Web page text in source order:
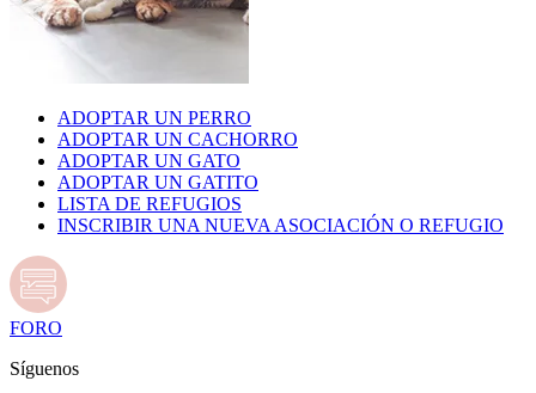
ADOPTAR UN PERRO
ADOPTAR UN CACHORRO
ADOPTAR UN GATO
ADOPTAR UN GATITO
LISTA DE REFUGIOS
INSCRIBIR UNA NUEVA ASOCIACIÓN O REFUGIO
FORO
Síguenos